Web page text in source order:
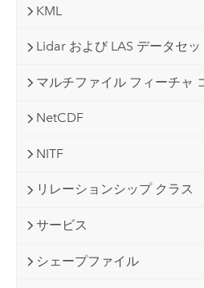
KML
Lidar および LAS データセッ
マルチファイル フィーチャ
NetCDF
NITF
リレーションシップ クラス
サービス
シェープファイル